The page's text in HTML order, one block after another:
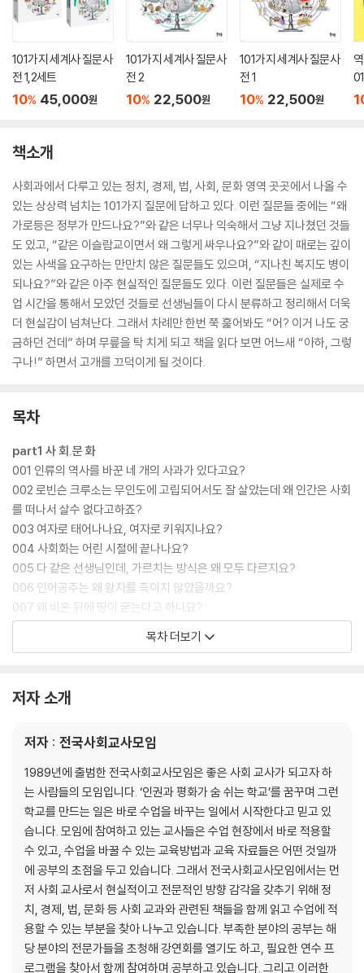
101가지 세계사 질문사
전 1,2세트
10% 45,000원
101가지 세계사 질문사
전 2
10% 22,500원
101가지 세계사 질문사
전 1
10% 22,500원
전
책소개
사회과에서 다루고 있는 정치, 경제, 법, 사회, 문화 영역 곳곳에서 나올 수
있는 상상력 넘치는 101가지 질문에 답하고 있다. 이런 질문들 중에는 “왜
가로등은 정부가 만드나요?”와 같은 너무나 익숙해서 그냥 지나쳤던 것들
도 있고, “같은 이슬람교이면서 왜 그렇게 싸우나요?”와 같이 때로는 깊이
있는 사색을 요구하는 만만치 않은 질문들도 있으며, “지나친 복지도 병이
되나요?”와 같은 아주 현실적인 질문들도 있다. 이런 질문들은 실제로 수
업 시간을 통해서 모았던 것들로 선생님들이 다시 분류하고 정리해서 더욱
더 현실감이 넘쳐난다. 그래서 차례만 한번 쭉 훑어봐도 “어? 이거 나도 궁
금하던 건데” 하며 무릎을 탁 치게 되고 책을 읽다 보면 어느새 “아하, 그렇
구나!” 하면서 고개를 끄덕이게 될 것이다.
목차
part1 사 회.문 화
001 인류의 역사를 바꾼 네 개의 사과가 있다고요?
002 로빈슨 크루소는 무인도에 고립되어서도 잘 살았는데 왜 인간은 사회
를 떠나서 살수 없다고하죠?
003 여자로 태어나나요, 여자로 키워지나요?
004 사회화는 어린 시절에 끝나나요?
005 다 같은 선생님인데, 가르치는 방식은 왜 모두 다르지요?
006 인어공주는 왜 왕자를 죽이지 않았을까요?
007 왜 비온 뒤에 땅이 굳는다고 하나요?
008 왜 갑자기 우측통행인가요?
009 소수자란 수가 적은 사람 아니에요?
012 외모를 가꾸기 위해 노력하는 게 나쁜가요?
014 우리나라는 단일 민족 국가가 아닌가요?
016 다니엘 헤니는 반은 한국 사람인데 왜 한국말이 서툴까요?
017 문화상품권으로 모든 문화를 다 사는 건 아니라고요?
018 텔레비전은 정말 바보상자인가요?
019 돼지고기를 안 먹는 것은 비합리적이지 않나요?
020 사람을 재물로 바치는 문화도 이해하고 인정해야 하나요?
021 저는 누가 뭐래도 한국 문화가 최고라고 생각해요. 이게 잘못된 생각
인가요?
022 김치가 우리 고유의 음식이 아니라고요?
023 전통문화는 얼마나 오래된 것인가요?
024 종교마다 예배 시작 소리가 다르다고요?
목차 더보기
저자 소개
저자 : 전국사회교사모임
1989년에 출범한 전국사회교사모임은 좋은 사회 교사가 되고자 하
는 사람들의 모임입니다. ‘인권과 평화가 숨 쉬는 학교’를 꿈꾸며 그런
학교를 만드는 일은 바로 수업을 바꾸는 일에서 시작한다고 믿고 있
습니다. 모임에 참여하고 있는 교사들은 수업 현장에서 바로 적용할
수 있고, 수업을 바꿀 수 있는 교육방법과 교육 자료들은 어떤 것일까
에 공부의 초점을 두고 있습니다. 그래서 전국사회교사모임에서는 먼
저 사회 교사로서 현실적이고 전문적인 방향 감각을 갖추기 위해 정
치, 경제, 법, 문화 등 사회 교과와 관련된 책들을 함께 읽고 수업에 적
용할 수 있는 부분을 찾아 나누고 있습니다. 부족한 분야의 공부는 해
당 분야의 전문가들을 초청해 강연회를 열기도 하고, 필요한 연수 프
로그램을 찾아서 함께 참여하며 공부하고 있습니다. 그리고 이러한